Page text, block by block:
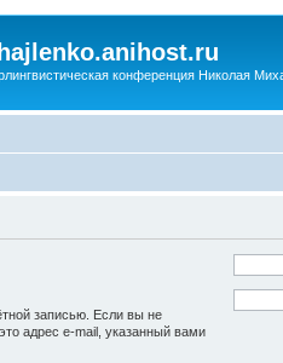
конференция Николая
записью. Если вы не
адрес e-mail, указанный вами